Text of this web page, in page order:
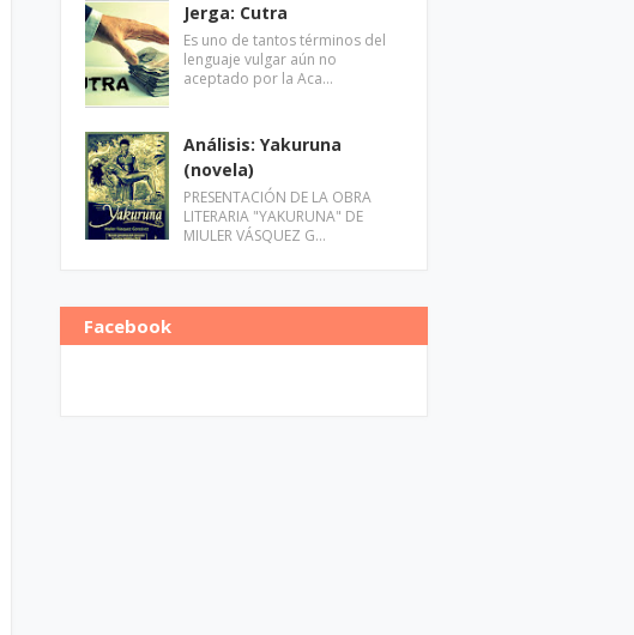
Jerga: Cutra
Es uno de tantos términos del
lenguaje vulgar aún no
aceptado por la Aca…
Análisis: Yakuruna
(novela)
PRESENTACIÓN DE LA OBRA
LITERARIA "YAKURUNA" DE
MIULER VÁSQUEZ G…
Facebook